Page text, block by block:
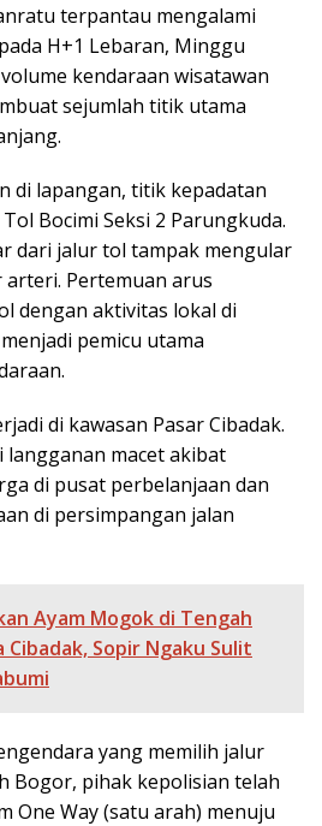
terpantau mengalami
H+1 Lebaran, Minggu
kendaraan wisatawan
sejumlah titik utama
di lapangan, titik kepadatan
Bocimi Seksi 2 Parungkuda.
dari jalur tol tampak mengular
Pertemuan arus
dengan aktivitas lokal di
pemicu utama
di kawasan Pasar Cibadak.
langganan macet akibat
di pusat perbelanjaan dan
di persimpangan jalan
Ayam Mogok di Tengah
Cibadak, Sopir Ngaku Sulit
yang memilih jalur
Bogor, pihak kepolisian telah
One Way (satu arah) menuju